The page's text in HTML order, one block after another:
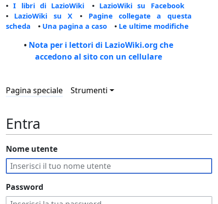
•I libri di LazioWiki • LazioWiki su Facebook
• LazioWiki su X • Pagine collegate a questa
scheda • Una pagina a caso • Le ultime modifiche
• Nota per i lettori di LazioWiki.org che
accedono al sito con un cellulare
Pagina speciale Strumenti
Entra
Nome utente
Password